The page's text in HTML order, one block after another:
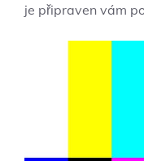
je připraven vám